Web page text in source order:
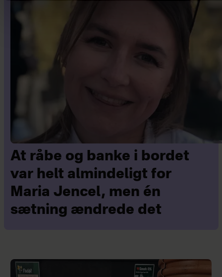
At råbe og banke i bordet
var helt almindeligt for
Maria Jencel, men én
sætning ændrede det